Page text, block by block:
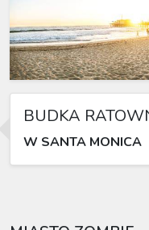
BUDKA
W SANTA MONICA